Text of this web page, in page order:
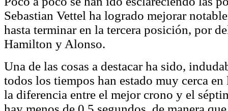
Sebastian Vettel ha logrado mejorar
hasta terminar en la tercera posición, por
Hamilton y Alonso.
Una de las cosas a destacar ha sido,
todos los tiempos han estado muy cerca en
la diferencia entre el mejor crono y el